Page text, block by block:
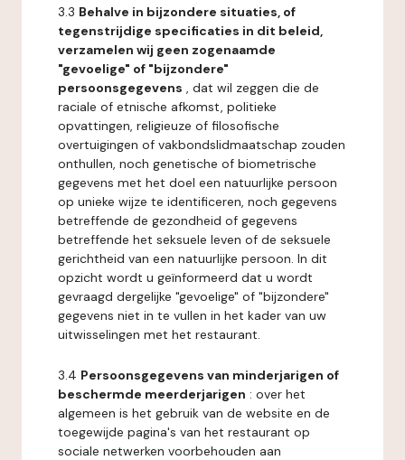
3.3 Behalve in bijzondere situaties, of
tegenstrijdige specificaties in dit beleid,
verzamelen wij geen zogenaamde
"gevoelige" of "bijzondere"
persoonsgegevens , dat wil zeggen die de
raciale of etnische afkomst, politieke
opvattingen, religieuze of filosofische
overtuigingen of vakbondslidmaatschap zouden
onthullen, noch genetische of biometrische
gegevens met het doel een natuurlijke persoon
op unieke wijze te identificeren, noch gegevens
betreffende de gezondheid of gegevens
betreffende het seksuele leven of de seksuele
gerichtheid van een natuurlijke persoon. In dit
opzicht wordt u geïnformeerd dat u wordt
gevraagd dergelijke "gevoelige" of "bijzondere"
gegevens niet in te vullen in het kader van uw
uitwisselingen met het restaurant.
3.4 Persoonsgegevens van minderjarigen of
beschermde meerderjarigen : over het
algemeen is het gebruik van de website en de
toegewijde pagina's van het restaurant op
sociale netwerken voorbehouden aan